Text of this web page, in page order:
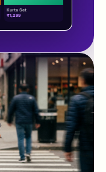
Kurta Set
₹1,299